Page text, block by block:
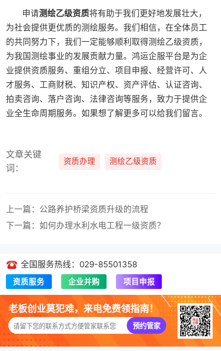
申请测绘乙级资质将有助于我们更好地发展壮大，
为社会提供更优质的测绘服务。我们相信，在全体员工
的共同努力下，我们一定能够顺利取得测绘乙级资质，
为我国测绘事业的发展贡献力量。鸿运企服平台是为企
业提供资质服务、重组分立、项目申报、经营许可、人
才服务、工商财税、知识产权、资产评估、认证咨询、
拍卖咨询、落户咨询、法律咨询等服务，致力于提供企
业全生命周期服务。如果想了解更多可以给我们留言。
文章关键
词：
资质办理 测绘乙级资质
上一篇：公路养护桥梁资质升级的流程
下一篇：如何办理水利水电工程一级资质？
全国服务热线：029-85501358
资质服务 企业并购 项目申报
老板创业莫犯难，来电免费领指南！
预约管家